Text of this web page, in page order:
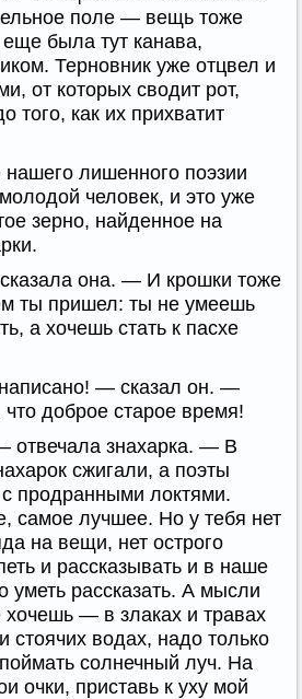
поле — вещь тоже
была тут канава,
Терновник уже отцвел и
от которых сводит рот,
того, как их прихватит
лишенного поэзии
человек, и это уже
зерно, найденное на
она. — И крошки тоже
ты пришел: ты не умеешь
а хочешь стать к пасхе
— сказал он. —
доброе старое время!
отвечала знахарка. — В
сжигали, а поэты
продранными локтями.
самое лучшее. Но у тебя нет
на вещи, нет острого
и рассказывать и в наше
уметь рассказать. А мысли
хочешь — в злаках и травах
стоячих водах, надо только
солнечный луч. На
очки, приставь к уху мой